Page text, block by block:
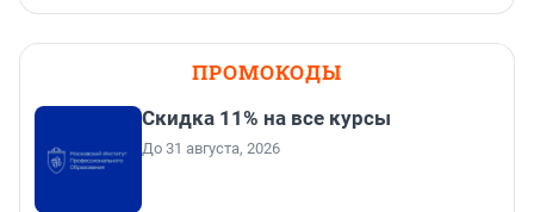
ПРОМОКОДЫ
Скидка 11% на все курсы
До 31 августа, 2026